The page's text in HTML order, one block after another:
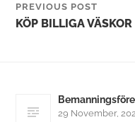
PREVIOUS POST
KÖP BILLIGA
29 November,